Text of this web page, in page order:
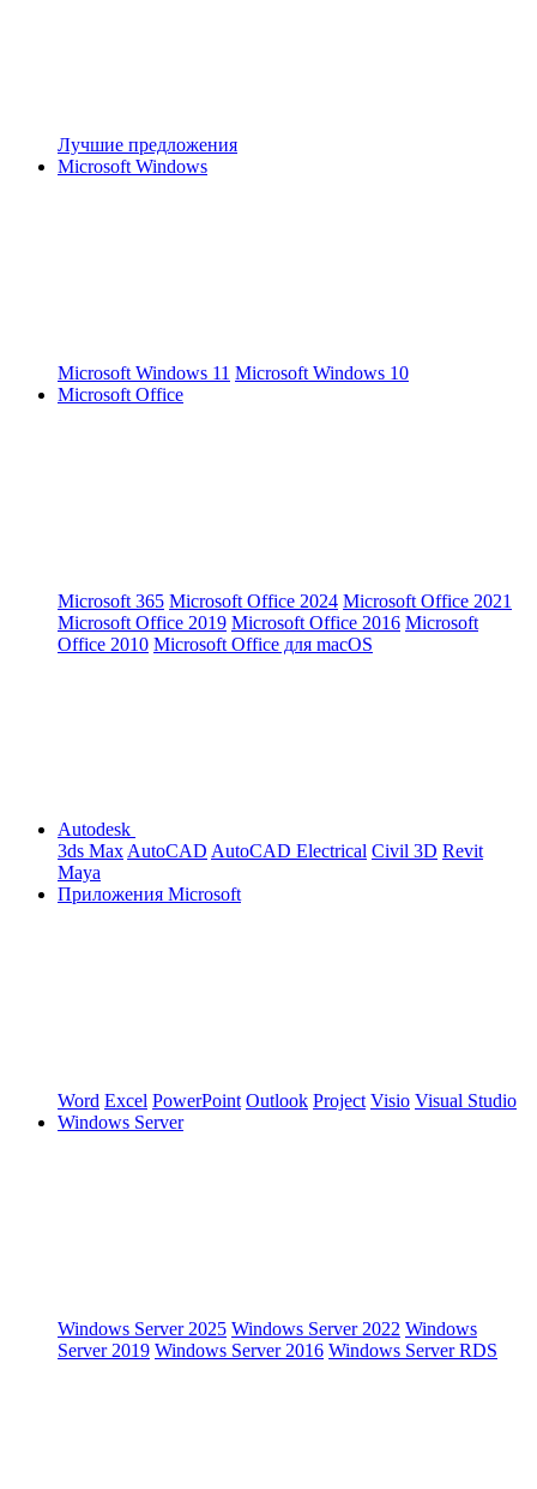
Лучшие предложения
Microsoft Windows
Microsoft Windows 11 Microsoft Windows 10
Microsoft Office
Microsoft 365 Microsoft Office 2024 Microsoft Office 2021
Microsoft Office 2019 Microsoft Office 2016 Microsoft
Office 2010 Microsoft Office для macOS
Autodesk
3ds Max AutoCAD AutoCAD Electrical Civil 3D Revit
Maya
Приложения Microsoft
Word Excel PowerPoint Outlook Project Visio Visual Studio
Windows Server
Windows Server 2025 Windows Server 2022 Windows
Server 2019 Windows Server 2016 Windows Server RDS